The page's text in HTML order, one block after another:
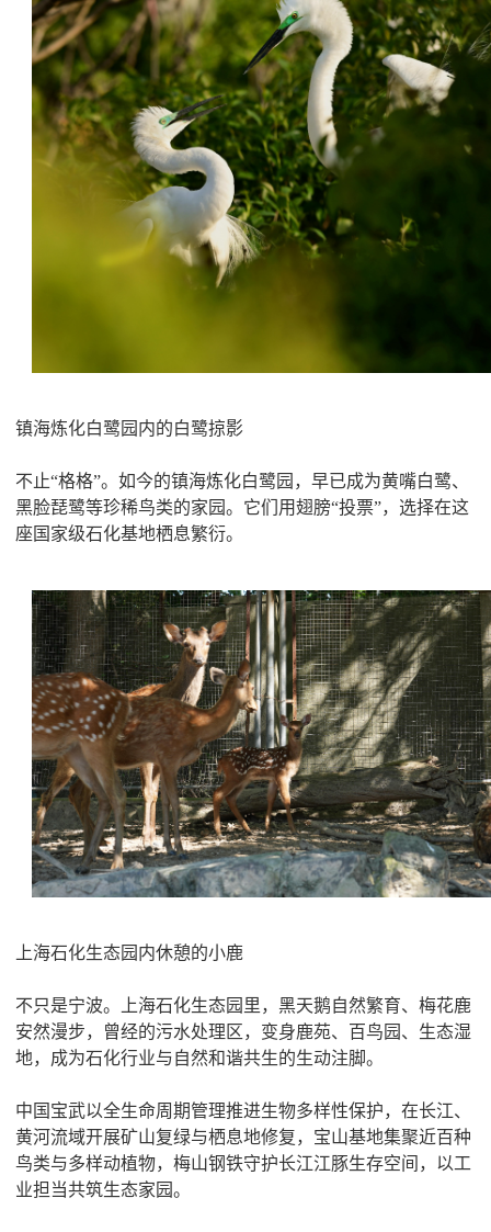
镇海炼化白鹭园内的白鹭掠影
不止“格格”。如今的镇海炼化白鹭园，早已成为黄嘴白鹭、
黑脸琵鹭等珍稀鸟类的家园。它们用翅膀“投票”，选择在这
座国家级石化基地栖息繁衍。
上海石化生态园内休憩的小鹿
不只是宁波。上海石化生态园里，黑天鹅自然繁育、梅花鹿
安然漫步，曾经的污水处理区，变身鹿苑、百鸟园、生态湿
地，成为石化行业与自然和谐共生的生动注脚。
中国宝武以全生命周期管理推进生物多样性保护，在长江、
黄河流域开展矿山复绿与栖息地修复，宝山基地集聚近百种
鸟类与多样动植物，梅山钢铁守护长江江豚生存空间，以工
业担当共筑生态家园。